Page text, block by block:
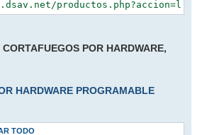
POR HARDWARE,
HARDWARE PROGRAMABLE
TODO